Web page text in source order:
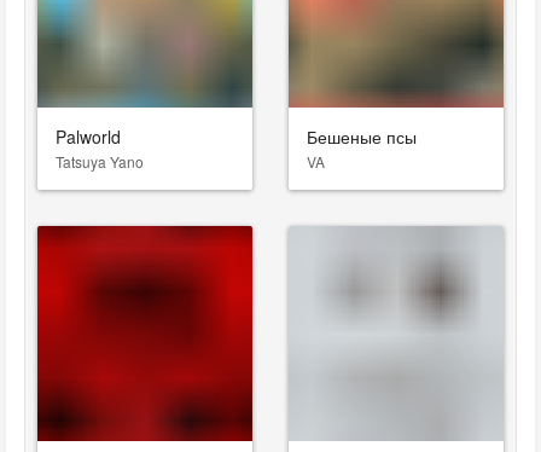
Palworld
Tatsuya Yano
Бешеные псы
VA